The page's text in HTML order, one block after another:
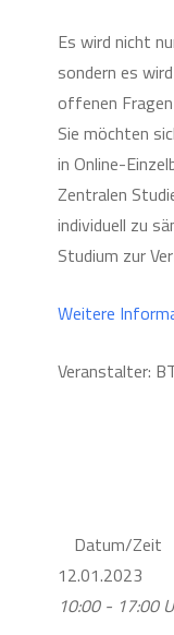
Es wird nicht
sondern es
offenen
Sie möchten
in Online-
Zentralen
individuell zu
Studium zur
Weitere
Veranstalter:
Datum/Zeit
12.01.2023
10:00 - 17:00